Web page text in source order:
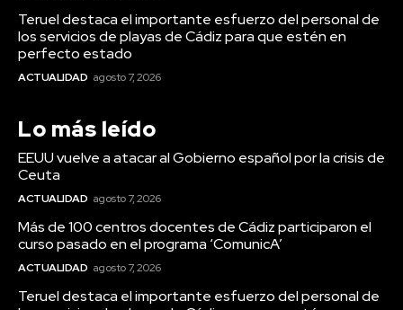
Actualidad
Más de 100 centros
docentes de Cádiz
participaron el curso
pasado en el programa
‘ComunicA’
Teruel destaca el importante esfuerzo del personal de
los servicios de playas de Cádiz para que estén en
perfecto estado
ACTUALIDAD agosto 7, 2026
Lo más leído
EEUU vuelve a atacar al Gobierno español por la crisis de
Ceuta
ACTUALIDAD agosto 7, 2026
Más de 100 centros docentes de Cádiz participaron el
curso pasado en el programa ‘ComunicA’
ACTUALIDAD agosto 7, 2026
Teruel destaca el importante esfuerzo del personal de